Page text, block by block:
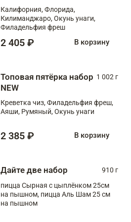
Калифорния, Флорида,
Килиманджаро, Окунь унаги,
Филадельфия фреш
2 405 ₽ В корзину
Топовая пятёрка набор
NEW
1 002 г
Креветка чиз, Филадельфия фреш,
Аяши, Румяный, Окунь унаги
2 385 ₽ В корзину
Дайте две набор
910 г
пицца Сырная с цыплёнком 25см
на пышном, пицца Аль Шам 25 см
на пышном